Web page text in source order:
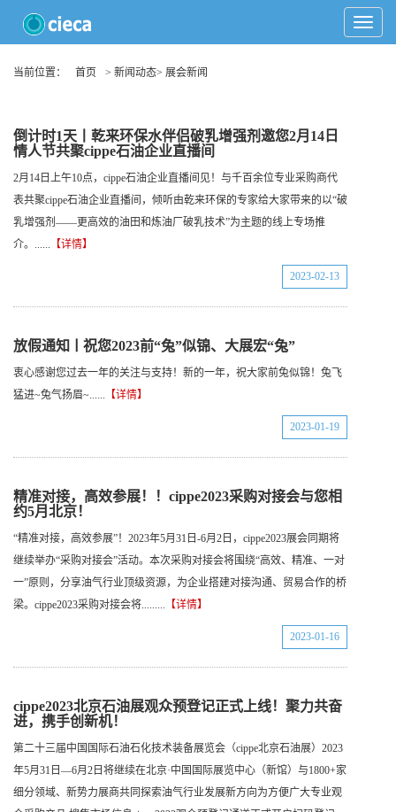
Toggle
当前位置：
首页 > 新闻动态> 展会新闻
倒计时1天丨乾来环保水伴侣破乳增强剂邀您2月14日
情人节共聚cippe石油企业直播间
2月14日上午10点，cippe石油企业直播间见！与千百余位专业采购商代
表共聚cippe石油企业直播间，倾听由乾来环保的专家给大家带来的以“破
乳增强剂——更高效的油田和炼油厂破乳技术”为主题的线上专场推
介。...... 【详情】
2023-02-13
放假通知ㅣ祝您2023前“兔”似锦、大展宏“兔”
衷心感谢您过去一年的关注与支持！新的一年，祝大家前兔似锦！兔飞
猛进~兔气扬眉~...... 【详情】
2023-01-19
精准对接，高效参展！！cippe2023采购对接会与您相
约5月北京！
“精准对接，高效参展”！2023年5月31日-6月2日，cippe2023展会同期将
继续举办“采购对接会”活动。本次采购对接会将围绕“高效、精准、一对
一”原则，分享油气行业顶级资源，为企业搭建对接沟通、贸易合作的桥
梁。cippe2023采购对接会将......... 【详情】
2023-01-16
cippe2023北京石油展观众预登记正式上线！聚力共奋
进，携手创新机！
第二十三届中国国际石油石化技术装备展览会（cippe北京石油展）2023
年5月31日—6月2日将继续在北京·中国国际展览中心（新馆）与1800+家
细分领域、新势力展商共同探索油气行业发展新方向为方便广大专业观